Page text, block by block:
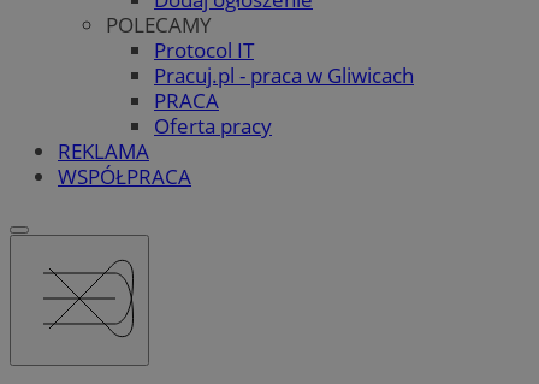
POLECAMY
Protocol IT
Pracuj.pl - praca w Gliwicach
PRACA
Oferta pracy
REKLAMA
WSPÓŁPRACA